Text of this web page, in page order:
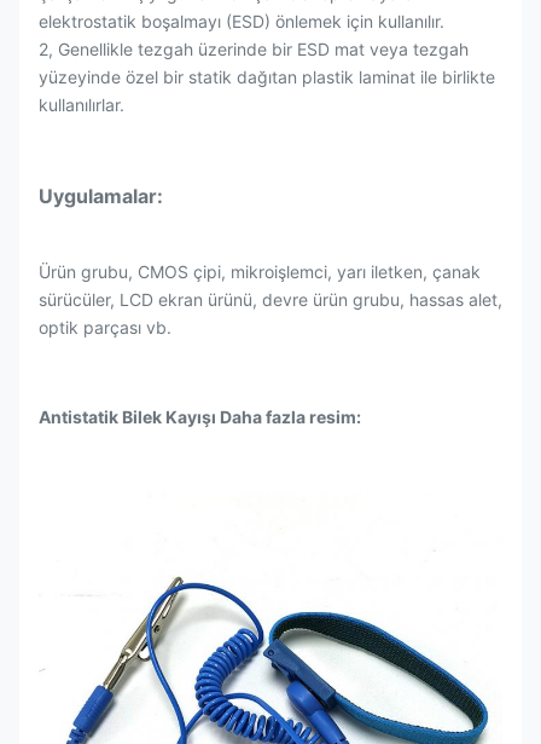
elektrostatik boşalmayı (ESD) önlemek için kullanılır.
2, Genellikle tezgah üzerinde bir ESD mat veya tezgah
yüzeyinde özel bir statik dağıtan plastik laminat ile birlikte
kullanılırlar.
Uygulamalar:
Ürün grubu, CMOS çipi, mikroişlemci, yarı iletken, çanak
sürücüler, LCD ekran ürünü, devre ürün grubu, hassas alet,
optik parçası vb.
Antistatik Bilek Kayışı Daha fazla resim: